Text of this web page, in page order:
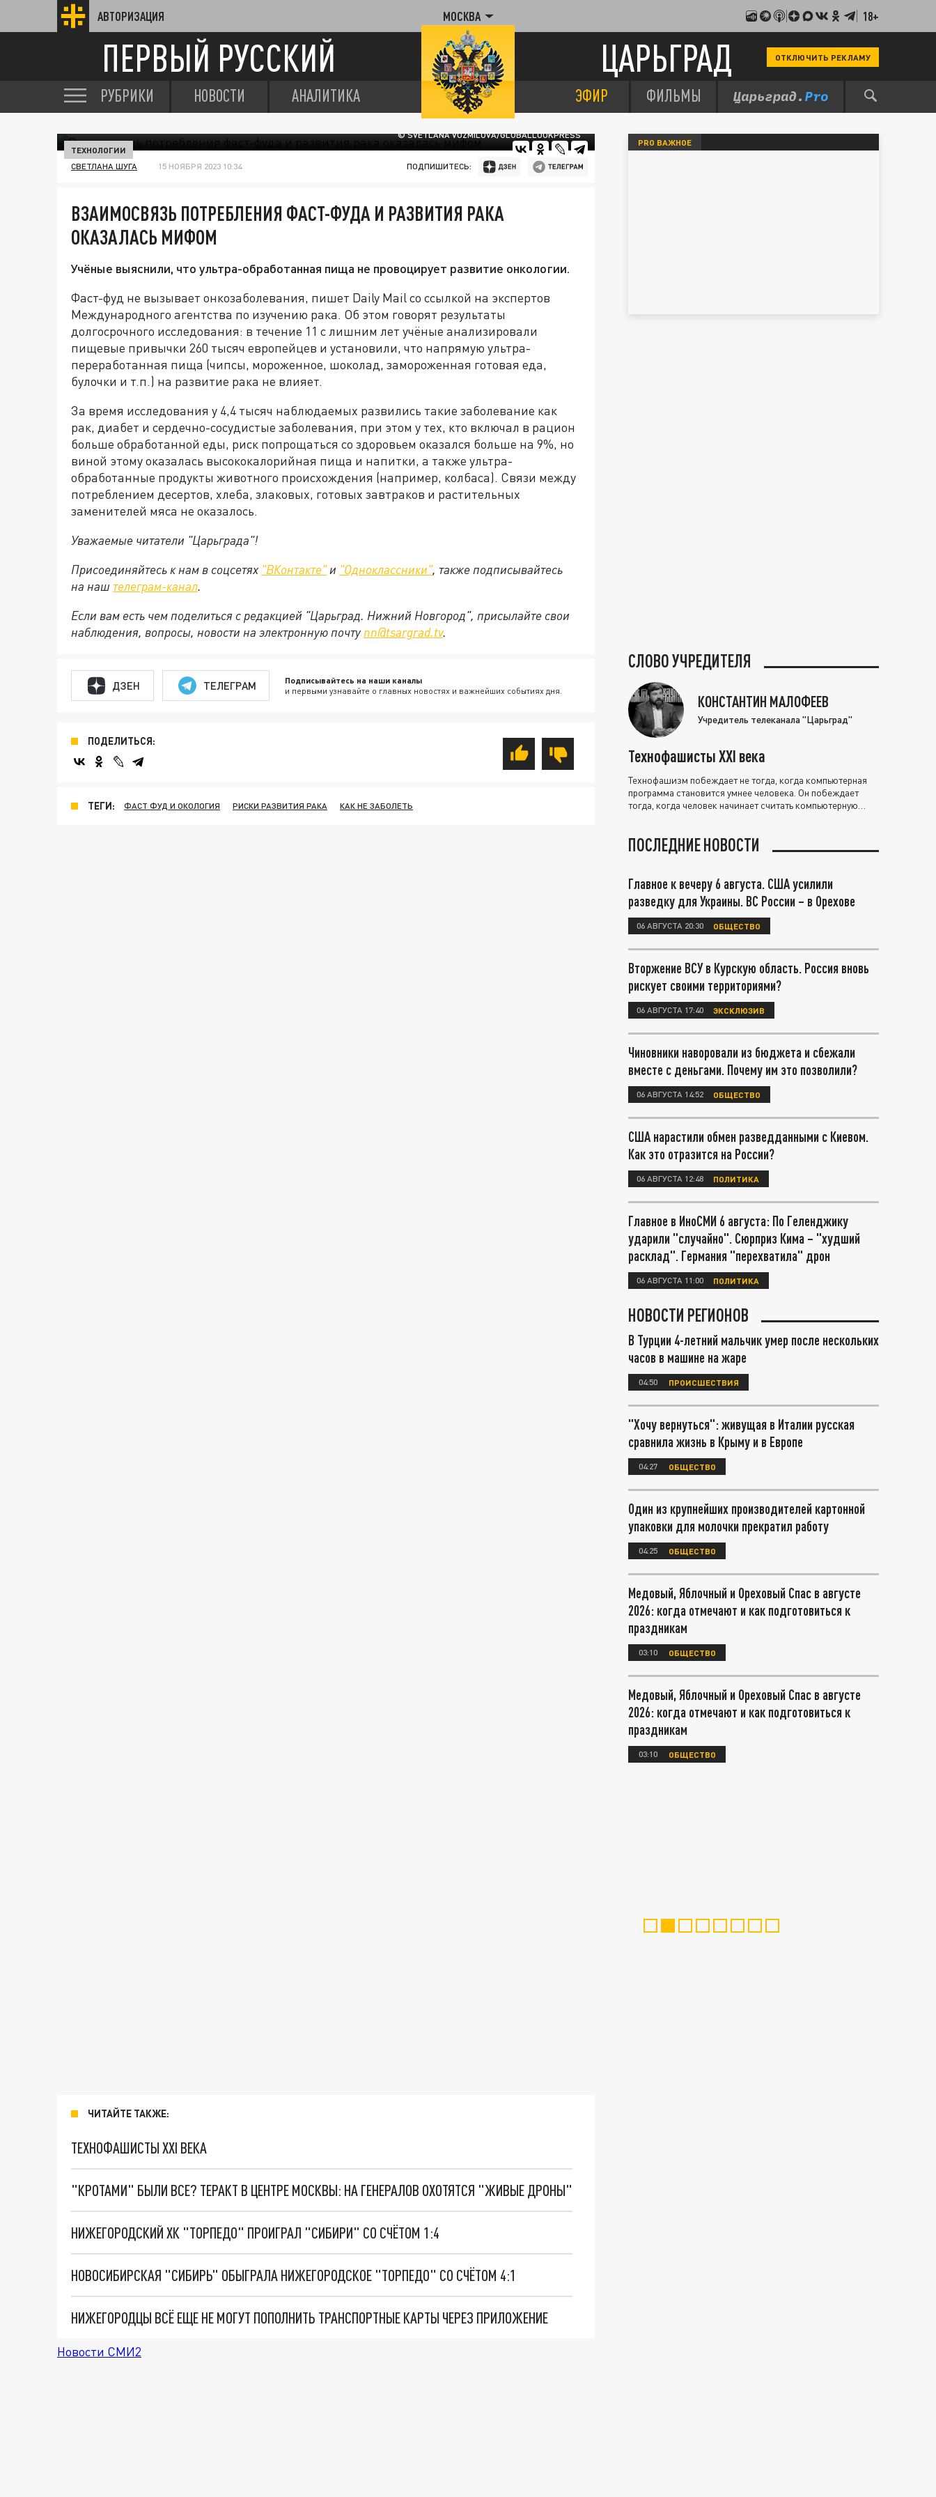
АВТОРИЗАЦИЯ МОСКВА 18+
ПЕРВЫЙ РУССКИЙ ЦАРЬГРАД ОТКЛЮЧИТЬ РЕКЛАМУ
РУБРИКИ НОВОСТИ АНАЛИТИКА ЭФИР ФИЛЬМЫ
© SVETLANA VOZMILOVA/GLOBALLOOKPRESS
ТЕХНОЛОГИИ
СВЕТЛАНА ШУГА 15 НОЯБРЯ 2023 10:34 ПОДПИШИТЕСЬ:
ВЗАИМОСВЯЗЬ ПОТРЕБЛЕНИЯ ФАСТ-ФУДА И РАЗВИТИЯ РАКА
ОКАЗАЛАСЬ МИФОМ
Учёные выяснили, что ультра-обработанная пища не провоцирует развитие онкологии.
Фаст-фуд не вызывает онкозаболевания, пишет Daily Mail со ссылкой на экспертов
Международного агентства по изучению рака. Об этом говорят результаты
долгосрочного исследования: в течение 11 с лишним лет учёные анализировали
пищевые привычки 260 тысяч европейцев и установили, что напрямую ультра-
переработанная пища (чипсы, мороженное, шоколад, замороженная готовая еда,
булочки и т.п.) на развитие рака не влияет.
За время исследования у 4,4 тысяч наблюдаемых развились такие заболевание как
рак, диабет и сердечно-сосудистые заболевания, при этом у тех, кто включал в рацион
больше обработанной еды, риск попрощаться со здоровьем оказался больше на 9%, но
виной этому оказалась высококалорийная пища и напитки, а также ультра-
обработанные продукты животного происхождения (например, колбаса). Связи между
потреблением десертов, хлеба, злаковых, готовых завтраков и растительных
заменителей мяса не оказалось.
Уважаемые читатели "Царьграда"!
Присоединяйтесь к нам в соцсетях "ВКонтакте"и "Одноклассники", также подписывайтесь
на наш телеграм-канал.
Если вам есть чем поделиться с редакцией "Царьград. Нижний Новгород", присылайте свои
наблюдения, вопросы, новости на электронную почту nn@tsargrad.tv.
ДЗЕН ТЕЛЕГРАМ Подписывайтесь на наши каналы
и первыми узнавайте о главных новостях и важнейших событиях дня.
ПОДЕЛИТЬСЯ:
ТЕГИ: ФАСТ ФУД И ОКОЛОГИЯ РИСКИ РАЗВИТИЯ РАКА КАК НЕ ЗАБОЛЕТЬ
ЧИТАЙТЕ ТАКЖЕ:
ТЕХНОФАШИСТЫ XXI ВЕКА
"КРОТАМИ" БЫЛИ ВСЕ? ТЕРАКТ В ЦЕНТРЕ МОСКВЫ: НА ГЕНЕРАЛОВ ОХОТЯТСЯ "ЖИВЫЕ ДРОНЫ"
НИЖЕГОРОДСКИЙ ХК "ТОРПЕДО" ПРОИГРАЛ "СИБИРИ" СО СЧЁТОМ 1:4
НОВОСИБИРСКАЯ "СИБИРЬ" ОБЫГРАЛА НИЖЕГОРОДСКОЕ "ТОРПЕДО" СО СЧЁТОМ 4:1
НИЖЕГОРОДЦЫ ВСЁ ЕЩЕ НЕ МОГУТ ПОПОЛНИТЬ ТРАНСПОРТНЫЕ КАРТЫ ЧЕРЕЗ ПРИЛОЖЕНИЕ
Новости СМИ2
PRO ВАЖНОЕ
СЛОВО УЧРЕДИТЕЛЯ
КОНСТАНТИН МАЛОФЕЕВ
Учредитель телеканала "Царьград"
Технофашисты XXI века
Технофашизм побеждает не тогда, когда компьютерная
программа становится умнее человека. Он побеждает
тогда, когда человек начинает считать компьютерную
ПОСЛЕДНИЕ НОВОСТИ
Главное к вечеру 6 августа. США усилили
разведку для Украины. ВС России – в Орехове
06 АВГУСТА 20:30 ОБЩЕСТВО
Вторжение ВСУ в Курскую область. Россия вновь
рискует своими территориями?
06 АВГУСТА 17:40 ЭКСКЛЮЗИВ
Чиновники наворовали из бюджета и сбежали
вместе с деньгами. Почему им это позволили?
06 АВГУСТА 14:52 ОБЩЕСТВО
США нарастили обмен разведданными с Киевом.
Как это отразится на России?
06 АВГУСТА 12:48 ПОЛИТИКА
Главное в ИноСМИ 6 августа: По Геленджику
ударили "случайно". Сюрприз Кима – "худший
расклад". Германия "перехватила" дрон
06 АВГУСТА 11:00 ПОЛИТИКА
НОВОСТИ РЕГИОНОВ
В Турции 4-летний мальчик умер после нескольких
часов в машине на жаре
04:50 ПРОИСШЕСТВИЯ
"Хочу вернуться": живущая в Италии русская
сравнила жизнь в Крыму и в Европе
04:27 ОБЩЕСТВО
Один из крупнейших производителей картонной
упаковки для молочки прекратил работу
04:25 ОБЩЕСТВО
Медовый, Яблочный и Ореховый Спас в августе
2026: когда отмечают и как подготовиться к
праздникам
03:10 ОБЩЕСТВО
Медовый, Яблочный и Ореховый Спас в августе
2026: когда отмечают и как подготовиться к
праздникам
03:10 ОБЩЕСТВО